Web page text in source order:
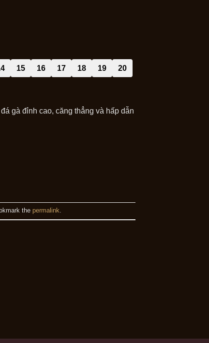
15 16 17 18 19 20
gà đỉnh cao, căng thẳng và hấp dẫn
the permalink.